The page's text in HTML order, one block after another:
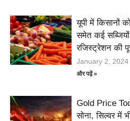
यूपी में किसानों
समेत कई
रजिस्ट्रेशन की
January 2, 2024
और पढ़ें »
Gold Price
सोना, सिल्वर में